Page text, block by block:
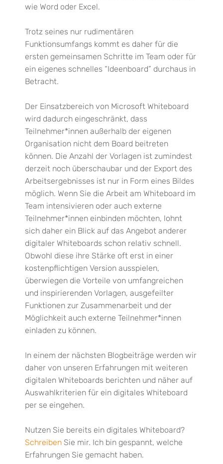
wie Word oder Excel.
Trotz seines nur rudimentären
Funktionsumfangs kommt es daher für die
ersten gemeinsamen Schritte im Team oder für
ein eigenes schnelles “Ideenboard” durchaus in
Betracht.
Der Einsatzbereich von Microsoft Whiteboard
wird dadurch eingeschränkt, dass
Teilnehmer*innen außerhalb der eigenen
Organisation nicht dem Board beitreten
können. Die Anzahl der Vorlagen ist zumindest
derzeit noch überschaubar und der Export des
Arbeitsergebnisses ist nur in Form eines Bildes
möglich. Wenn Sie die Arbeit am Whiteboard im
Team intensivieren oder auch externe
Teilnehmer*innen einbinden möchten, lohnt
sich daher ein Blick auf das Angebot anderer
digitaler Whiteboards schon relativ schnell.
Obwohl diese ihre Stärke oft erst in einer
kostenpflichtigen Version ausspielen,
überwiegen die Vorteile von umfangreichen
und inspirierenden Vorlagen, ausgefeilter
Funktionen zur Zusammenarbeit und der
Möglichkeit auch externe Teilnehmer*innen
einladen zu können.
In einem der nächsten Blogbeiträge werden wir
daher von unseren Erfahrungen mit weiteren
digitalen Whiteboards berichten und näher auf
Auswahlkriterien für ein digitales Whiteboard
per se eingehen.
Nutzen Sie bereits ein digitales Whiteboard?
Schreiben Sie mir. Ich bin gespannt, welche
Erfahrungen Sie gemacht haben.